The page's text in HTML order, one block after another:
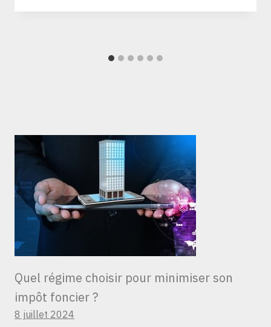
Quel régime choisir pour minimiser son
impôt foncier ?
8 juillet 2024